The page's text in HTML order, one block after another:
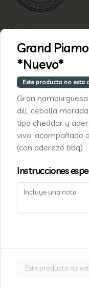
Conócenos
Zona de delivery
Luis Pasteur 5337, Vitacura
+562 2455 9010
info@cafe-caju.com
Términos y condiciones
Política de privacidad
Redes sociales
Instagram
Facebook
Mi cuenta
Cajú Fidelity
Iniciar sesión
Grand
*Nuevo*
Este producto no esta
Gran
dill, cebolla
tipo cheddar y
vivo, acompañado
(con aderezo bbq)
Instrucciones
Este producto no